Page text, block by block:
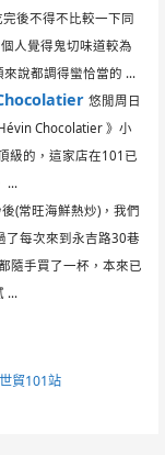
後不得不比較一下同
人覺得鬼切味道較為
說都調得蠻恰當的 ...
悠閒周日
Chocolatier 》小
級的，這家店在101已
...
(常旺海鮮熱炒)，我們
了每次來到永吉路30巷
隨手買了一杯，本來已
...
世貿101站